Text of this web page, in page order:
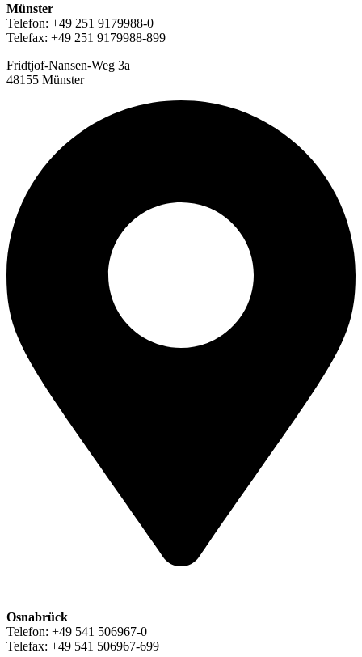
Münster
Telefon: +49 251 9179988-0
Telefax: +49 251 9179988-899
Fridtjof-Nansen-Weg 3a
48155 Münster
Osnabrück
Telefon: +49 541 506967-0
Telefax: +49 541 506967-699